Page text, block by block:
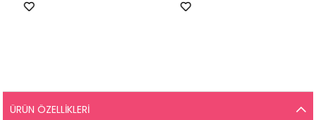
ÜRÜN ÖZELLIKLERI